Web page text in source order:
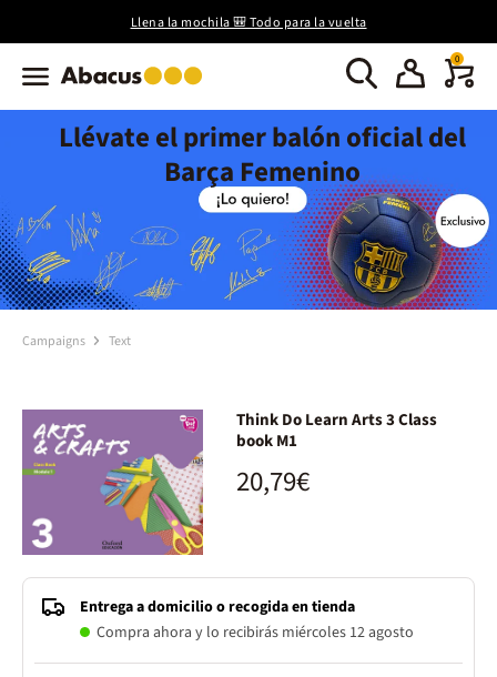
Llena la mochila 🎒 Todo para la vuelta
0
Llévate el primer balón oficial del
Barça Femenino
Campaigns Text
Think Do Learn Arts 3 Class
book M1
20,79€
Entrega a domicilio o recogida en tienda
Compra ahora y lo recibirás miércoles 12 agosto